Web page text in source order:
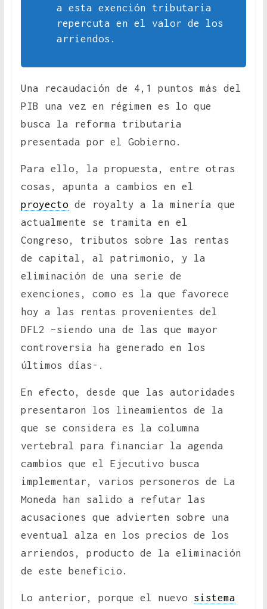
a esta exención tributaria
repercuta en el valor de los
arriendos.
Una recaudación de 4,1 puntos más del
PIB una vez en régimen es lo que
busca la reforma tributaria
presentada por el Gobierno.
Para ello, la propuesta, entre otras
cosas, apunta a cambios en el
proyectode royalty a la minería que
actualmente se tramita en el
Congreso, tributos sobre las rentas
de capital, al patrimonio, y la
eliminación de una serie de
exenciones, como es la que favorece
hoy a las rentas provenientes del
DFL2 –siendo una de las que mayor
controversia ha generado en los
últimos días-.
En efecto, desde que las autoridades
presentaron los lineamientos de la
que se considera es la columna
vertebral para financiar la agenda
cambios que el Ejecutivo busca
implementar, varios personeros de La
Moneda han salido a refutar las
acusaciones que advierten sobre una
eventual alza en los precios de los
arriendos, producto de la eliminación
de este beneficio.
Lo anterior, porque el nuevo sistema